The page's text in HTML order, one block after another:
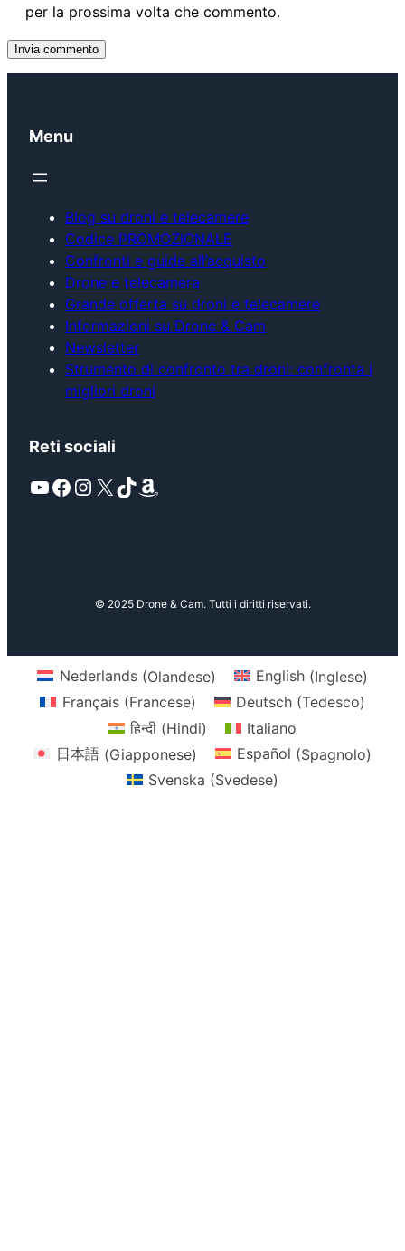
per la prossima volta che commento.
Menu
Blog su droni e telecamere
Codice PROMOZIONALE
Confronti e guide all’acquisto
Drone e telecamera
Grande offerta su droni e telecamere
Informazioni su Drone & Cam
Newsletter
Strumento di confronto tra droni: confronta i
migliori droni
Reti sociali
YouTube Facebook Instagram X TikTok Amazon
© 2025 Drone & Cam. Tutti i diritti riservati.
Nederlands(Olandese) English(Inglese)
Français(Francese) Deutsch(Tedesco)
हिन्दी (Hindi)
Italiano
日本語(Giapponese) Español (Spagnolo)
Svenska (Svedese)